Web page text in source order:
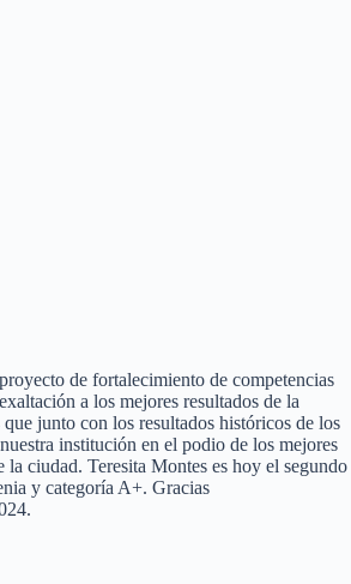
de fortalecimiento de competencias
a los mejores resultados de la
junto con los resultados históricos de los
institución en el podio de los mejores
la ciudad. Teresita Montes es hoy el segundo
y categoría A+. Gracias